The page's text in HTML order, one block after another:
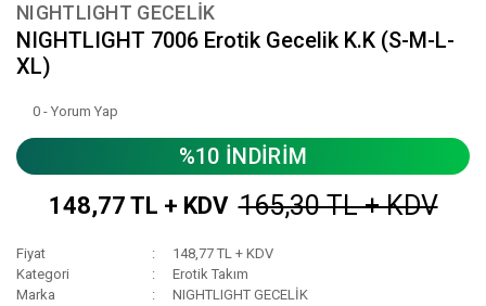
NIGHTLIGHT GECELİK
NIGHTLIGHT 7006 Erotik Gecelik K.K (S-M-L-
XL)
0 - Yorum Yap
%10 İNDİRİM
148,77 TL + KDV 165,30 TL + KDV
Fiyat
148,77 TL + KDV
Kategori
Erotik Takım
Marka
NIGHTLIGHT GECELİK